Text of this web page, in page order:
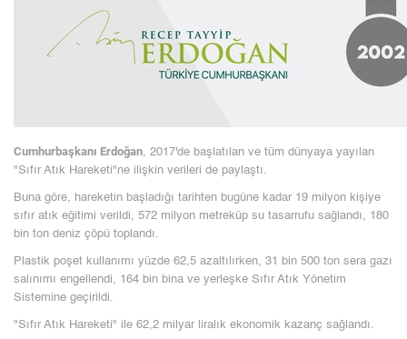
Cumhurbaşkanı Erdoğan, 2017'de başlatılan ve tüm dünyaya yayılan
"Sıfır Atık Hareketi"ne ilişkin verileri de paylaştı.
Buna göre, hareketin başladığı tarihten bugüne kadar 19 milyon kişiye
sıfır atık eğitimi verildi, 572 milyon metreküp su tasarrufu sağlandı, 180
bin ton deniz çöpü toplandı.
Plastik poşet kullanımı yüzde 62,5 azaltılırken, 31 bin 500 ton sera gazı
salınımı engellendi, 164 bin bina ve yerleşke Sıfır Atık Yönetim
Sistemine geçirildi.
"Sıfır Atık Hareketi" ile 62,2 milyar liralık ekonomik kazanç sağlandı.